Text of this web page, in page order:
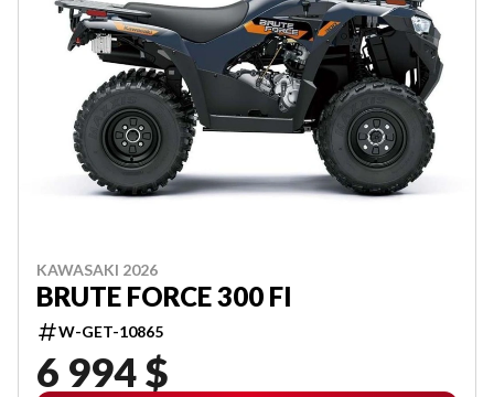
KAWASAKI 2026
BRUTE FORCE 300 FI
W-GET-10865
6 994 $